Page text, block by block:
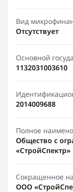
Вид
Отсутствует
Основной
1132031003610
2014009688
Полное
Общество с
«СтройСпектр»
Сокращенное
ООО